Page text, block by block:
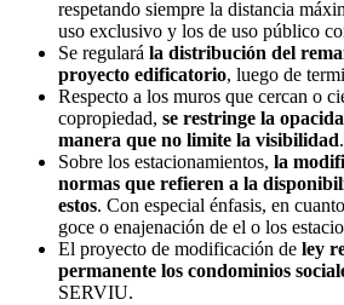
respetando siempre la distancia
uso exclusivo y los de uso público
Se regulará la distribución del
proyecto edificatorio, luego de
Respecto a los muros que cercan o
copropiedad, se restringe la
manera que no limite la visibilidad.
Sobre los estacionamientos, la
normas que refieren a la
estos. Con especial énfasis, en
goce o enajenación de el o los
El proyecto de modificación de ley
permanente los condominios
SERVIU.